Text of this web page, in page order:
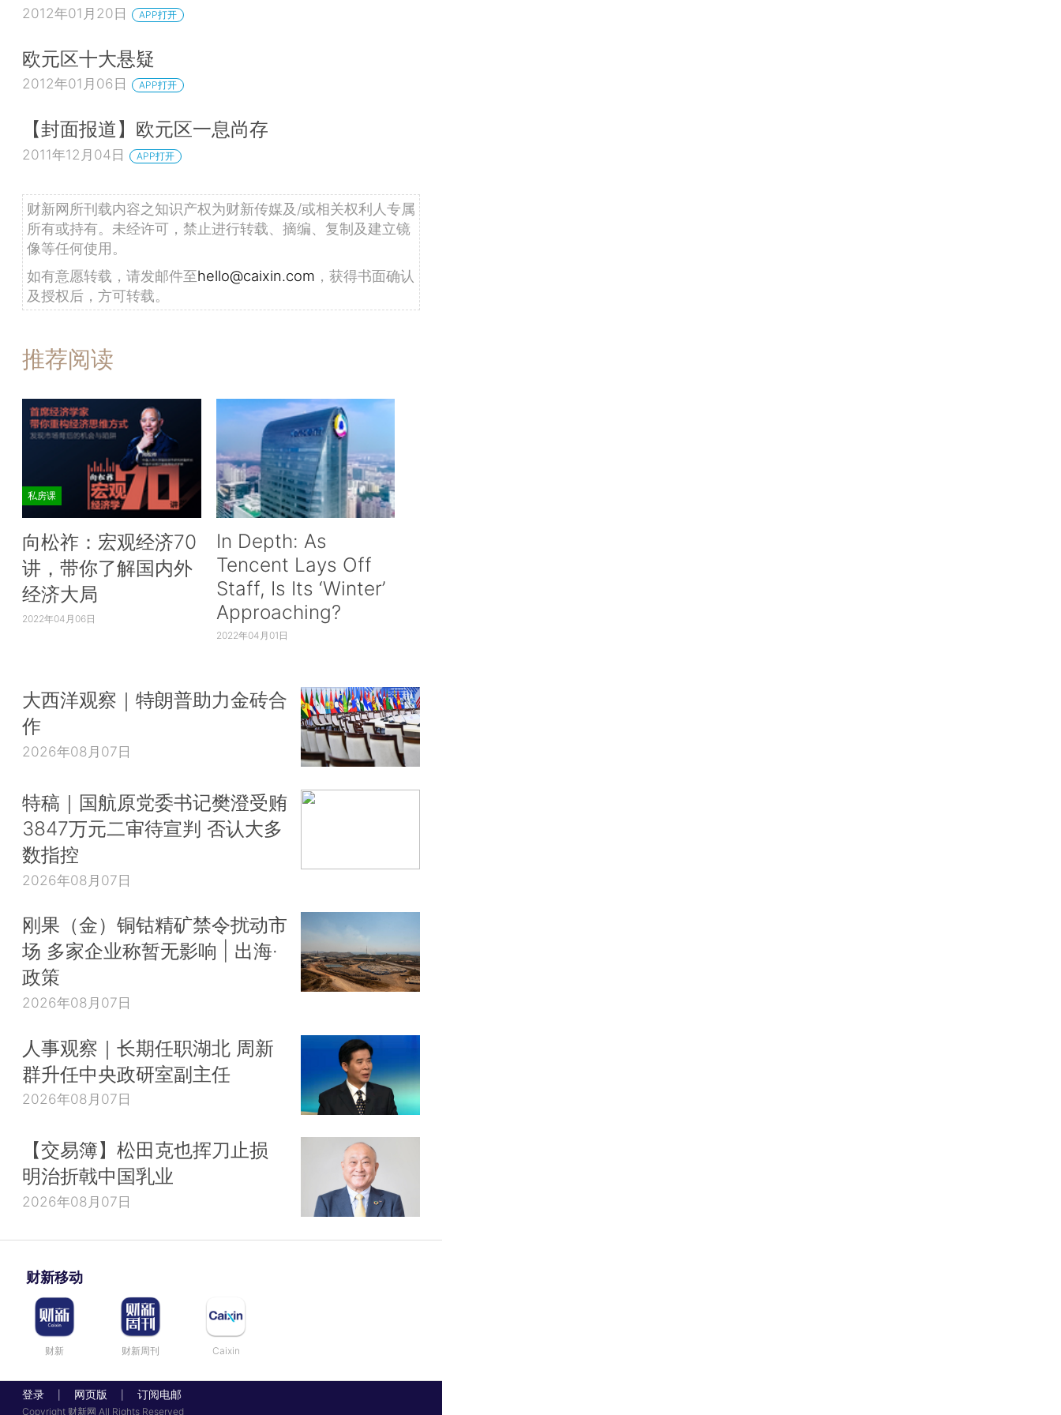
2012年01月20日 APP打开
欧元区十大悬疑
2012年01月06日 APP打开
【封面报道】欧元区一息尚存
2011年12月04日 APP打开
财新网所刊载内容之知识产权为财新传媒及/或相关权利人专属
所有或持有。未经许可，禁止进行转载、摘编、复制及建立镜
像等任何使用。
如有意愿转载，请发邮件至hello@caixin.com ，获得书面确认
及授权后，方可转载。
推荐阅读
私房课
向松祚：宏观经济70
讲，带你了解国内外
经济大局
2022年04月06日
In Depth: As
Tencent Lays Off
Staff, Is Its ‘Winter’
Approaching?
2022年04月01日
大西洋观察｜特朗普助力金砖合
作
2026年08月07日
特稿｜国航原党委书记樊澄受贿
3847万元二审待宣判 否认大多
数指控
2026年08月07日
刚果（金）铜钴精矿禁令扰动市
场 多家企业称暂无影响 | 出海·
政策
2026年08月07日
人事观察｜长期任职湖北 周新
群升任中央政研室副主任
2026年08月07日
【交易簿】松田克也挥刀止损
明治折戟中国乳业
2026年08月07日
财新移动
财新 财新周刊 Caixin
登录 网页版 订阅电邮
Copyright 财新网 All Rights Reserved